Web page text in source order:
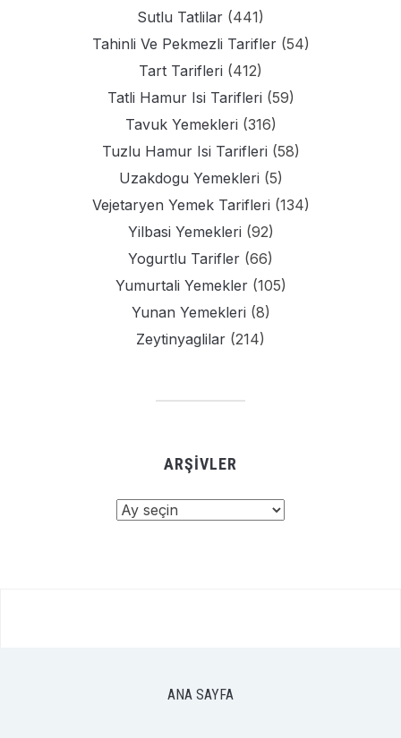
Sutlu Tatlilar (441)
Tahinli Ve Pekmezli Tarifler(54)
Tart Tarifleri (412)
Tatli Hamur Isi Tarifleri (59)
Tavuk Yemekleri (316)
Tuzlu Hamur Isi Tarifleri (58)
Uzakdogu Yemekleri (5)
Vejetaryen Yemek Tarifleri (134)
Yilbasi Yemekleri (92)
Yogurtlu Tarifler (66)
Yumurtali Yemekler(105)
Yunan Yemekleri (8)
Zeytinyaglilar (214)
ARŞIVLER
ANA SAYFA